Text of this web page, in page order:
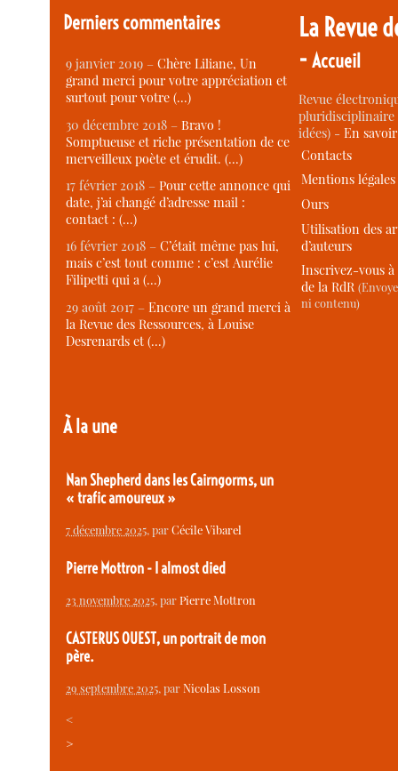
Derniers commentaires
9 janvier 2019 –Chère Liliane, Un
grand merci pour votre appréciation et
surtout pour votre (…)
30 décembre 2018 –Bravo !
Somptueuse et riche présentation de ce
merveilleux poète et érudit. (…)
17 février 2018 –Pour cette annonce qui
date, j’ai changé d’adresse mail :
contact : (…)
16 février 2018 –C’était même pas lui,
mais c’est tout comme : c’est Aurélie
Filipetti qui a (…)
29 août 2017 –Encore un grand merci à
la Revue des Ressources, à Louise
Desrenards et (…)
À la une
Nan Shepherd dans les Cairngorms, un
« trafic amoureux »
7 décembre 2025, parCécile Vibarel
Pierre Mottron - I almost died
23 novembre 2025, parPierre Mottron
CASTERUS OUEST, un portrait de mon
père.
29 septembre 2025, parNicolas Losson
<
>
La Revue
-Accueil
Revue
idées) -En
Contacts
Mentions légales
Ours
Utilisation des
d’auteurs
Inscrivez-vous
de la RdR
ni contenu)